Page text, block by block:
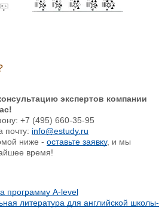
экспертов компании
+7 (495) 660-35-95
почту: info@estudy.ru
ниже - оставьте заявку, и мы
время!
программу A-level
литература для английской школы-